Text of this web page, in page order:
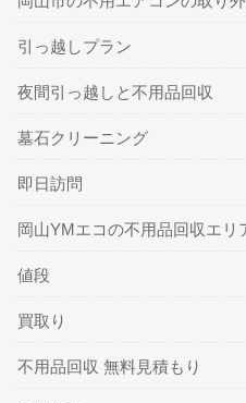
引っ越しプラン
夜間引っ越しと不用品回収
墓石クリーニング
即日訪問
岡山YMエコの不用品回収エリ
値段
買取り
不用品回収 無料見積もり